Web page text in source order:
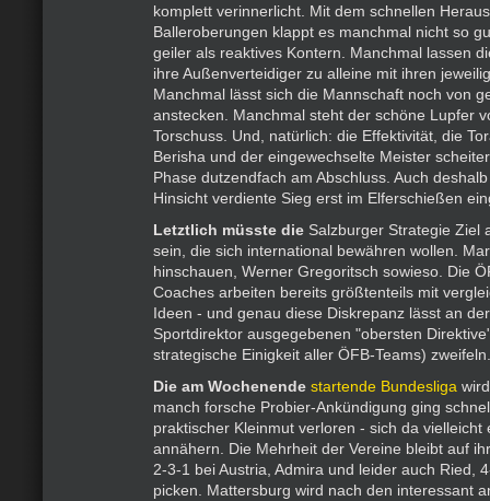
komplett verinnerlicht. Mit dem schnellen
Balleroberungen klappt es manchmal nicht so
geiler als reaktives Kontern. Manchmal lassen
ihre Außenverteidiger zu alleine mit ihren
Manchmal lässt sich die Mannschaft noch von
anstecken. Manchmal steht der schöne Lupfer
Torschuss. Und, natürlich: die Effektivität, die
Berisha und der eingewechselte Meister
Phase dutzendfach am Abschluss. Auch
Hinsicht verdiente Sieg erst im Elferschießen
Letztlich müsste die Salzburger Strategie Ziel
sein, die sich international bewähren wollen.
hinschauen, Werner Gregoritsch sowieso. Die
Coaches arbeiten bereits größtenteils mit
Ideen - und genau diese Diskrepanz lässt an
Sportdirektor ausgegebenen "obersten
strategische Einigkeit aller ÖFB-Teams) zweifeln.
Die am Wochenende startende Bundesliga
manch forsche Probier-Ankündigung ging
praktischer Kleinmut verloren - sich da vielleicht
annähern. Die Mehrheit der Vereine bleibt auf
2-3-1 bei Austria, Admira und leider auch Ried,
picken. Mattersburg wird nach den interessant